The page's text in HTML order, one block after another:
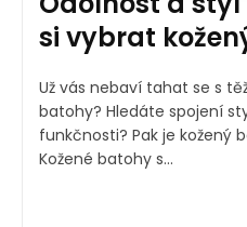
si vybrat
Už vás nebaví tahat se s
batohy? Hledáte spojení
funkčnosti? Pak je kožený
Kožené batohy s...